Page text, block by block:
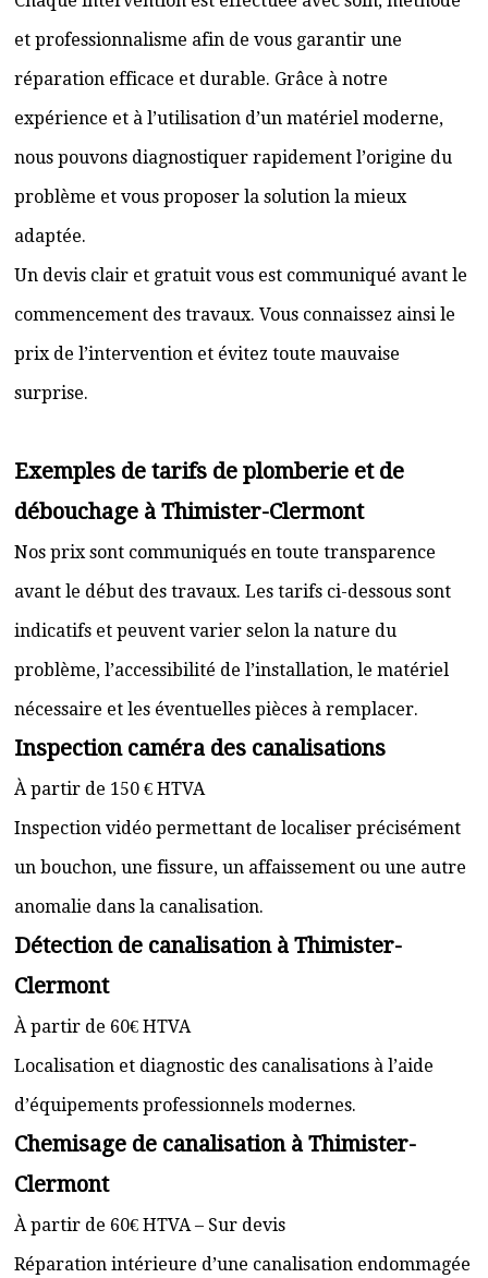
et professionnalisme afin de vous garantir une
réparation efficace et durable. Grâce à notre
expérience et à l’utilisation d’un matériel moderne,
nous pouvons diagnostiquer rapidement l’origine du
problème et vous proposer la solution la mieux
adaptée.
Un devis clair et gratuit vous est communiqué avant le
commencement des travaux. Vous connaissez ainsi le
prix de l’intervention et évitez toute mauvaise
surprise.
Exemples de tarifs de plomberie et de
débouchage à Thimister-Clermont
Nos prix sont communiqués en toute transparence
avant le début des travaux. Les tarifs ci-dessous sont
indicatifs et peuvent varier selon la nature du
problème, l’accessibilité de l’installation, le matériel
nécessaire et les éventuelles pièces à remplacer.
Inspection caméra des canalisations
À partir de 150 € HTVA
Inspection vidéo permettant de localiser précisément
un bouchon, une fissure, un affaissement ou une autre
anomalie dans la canalisation.
Détection de canalisation à Thimister-
Clermont
À partir de 60€ HTVA
Localisation et diagnostic des canalisations à l’aide
d’équipements professionnels modernes.
Chemisage de canalisation à Thimister-
Clermont
À partir de 60€ HTVA – Sur devis
Réparation intérieure d’une canalisation endommagée